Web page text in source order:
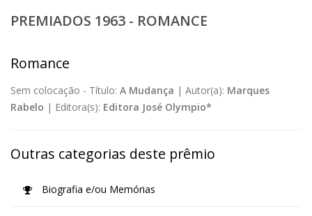
PREMIADOS 1963 - ROMANCE
Romance
Sem colocação - Título: A Mudança | Autor(a): Marques
Rabelo | Editora(s): Editora José Olympio*
Outras categorias deste prêmio
Biografia e/ou Memórias